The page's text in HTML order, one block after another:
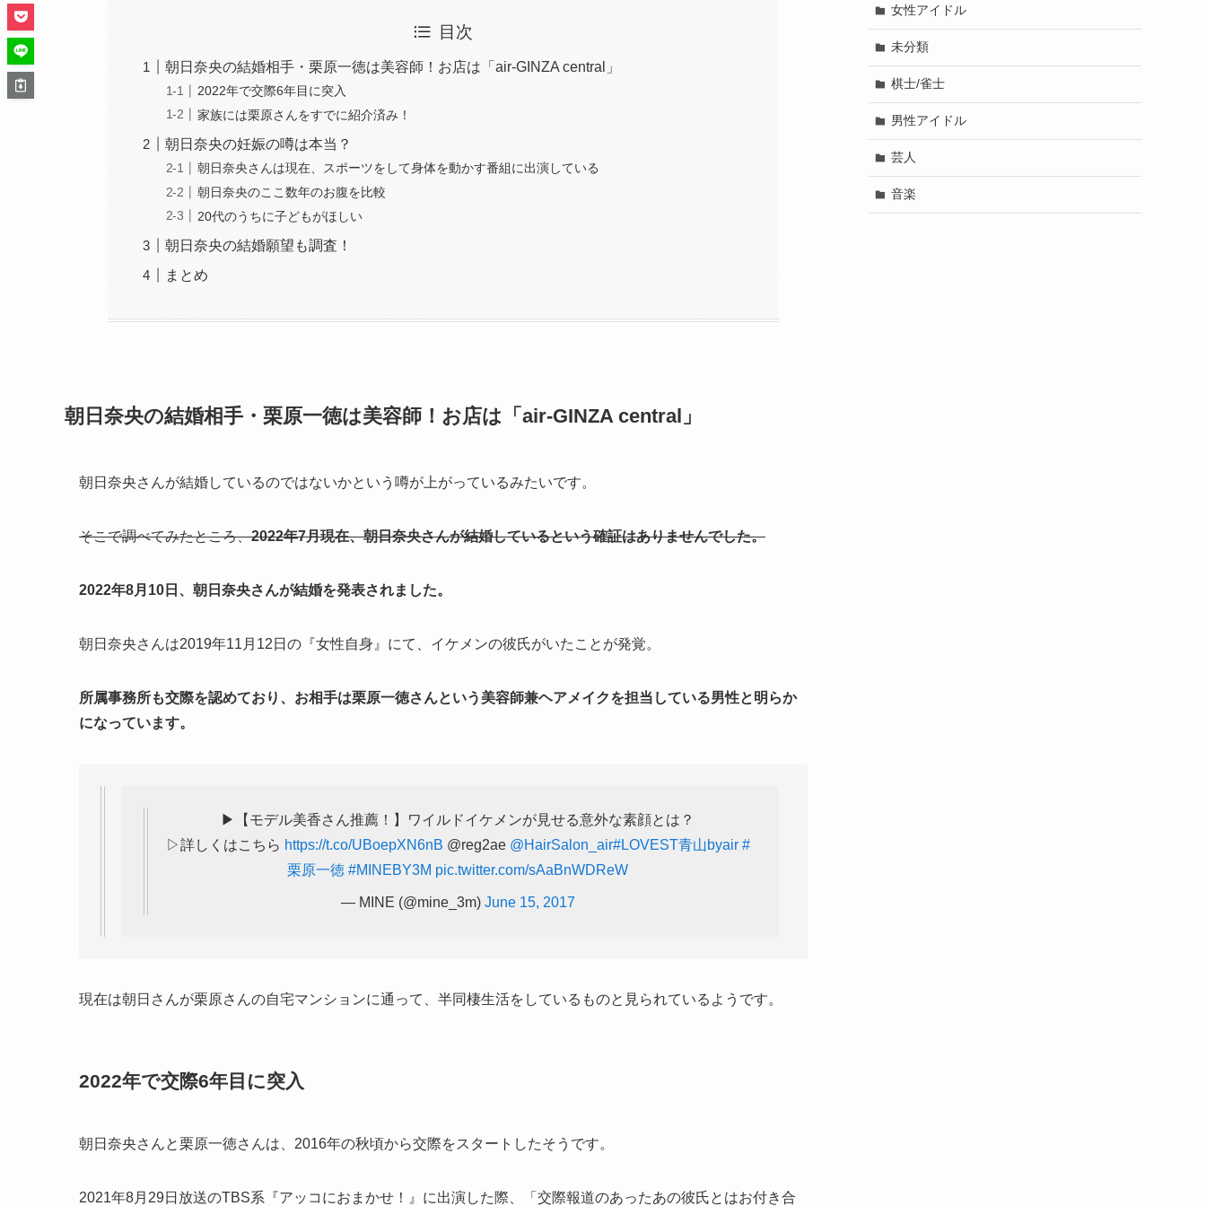
目次
朝日奈央の結婚相手・栗原一徳は美容師！お店は「air-GINZA central」
2022年で交際6年目に突入
家族には栗原さんをすでに紹介済み！
朝日奈央の妊娠の噂は本当？
朝日奈央さんは現在、スポーツをして身体を動かす番組に出演している
朝日奈央のここ数年のお腹を比較
20代のうちに子どもがほしい
朝日奈央の結婚願望も調査！
まとめ
朝日奈央の結婚相手・栗原一徳は美容師！お店は「air-GINZA central」
朝日奈央さんが結婚しているのではないかという噂が上がっているみたいです。
そこで調べてみたところ、2022年7月現在、朝日奈央さんが結婚しているという確証はありませんでした。
2022年8月10日、朝日奈央さんが結婚を発表されました。
朝日奈央さんは2019年11月12日の『女性自身』にて、イケメンの彼氏がいたことが発覚。
所属事務所も交際を認めており、 お相手は栗原一徳さんという美容師兼ヘアメイクを担当している男性と明らか
になっています。
▶︎【モデル美香さん推薦！】ワイルドイケメンが見せる意外な素顔とは？
▷詳しくはこちら https://t.co/UBoepXN6nB @reg2ae @HairSalon_air#LOVEST青山byair #
栗原一徳 #MINEBY3M pic.twitter.com/sAaBnWDReW
— MINE (@mine_3m) June 15, 2017
現在は朝日さんが栗原さんの自宅マンションに通って、半同棲生活をしているものと見られているようです。
2022年で交際6年目に突入
朝日奈央さんと栗原一徳さんは、2016年の秋頃から交際をスタートしたそうです。
2021年8月29日放送のTBS系『アッコにおまかせ！』に出演した際、「交際報道のあったあの彼氏とはお付き合
女性アイドル
未分類
棋士/雀士
男性アイドル
芸人
音楽